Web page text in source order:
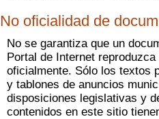
No oficialidad de
No se garantiza que un
Portal de Internet
oficialmente. Sólo los textos
y tablones de anuncios
disposiciones legislativas y
contenidos en este sitio